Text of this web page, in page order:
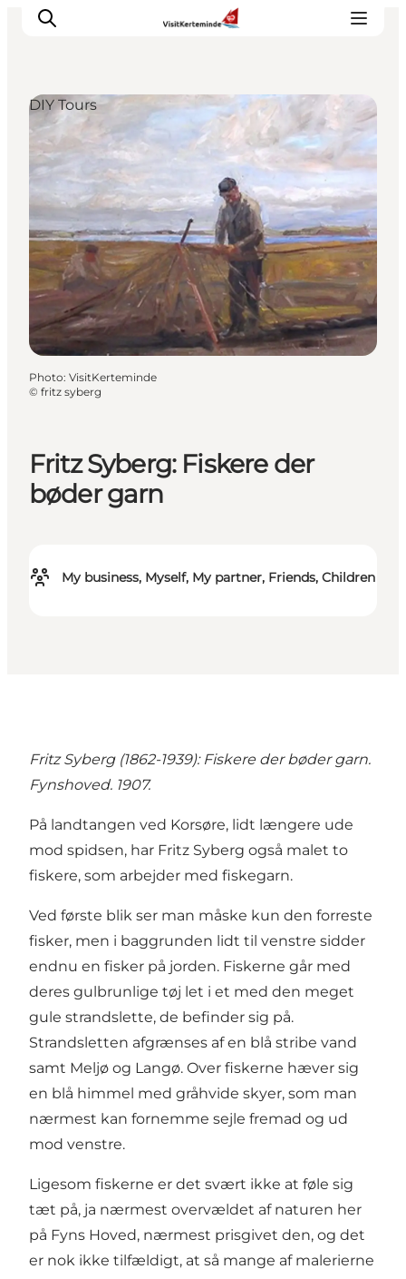
What to see
What to do
Where to eat
Where to sleep
Plan your holiday
Events
Fritz Syberg: Fiskere der
bøder garn
My business, Myself, My partner, Friends, Children
DIY Tours
Photo: VisitKerteminde
© fritz syberg
Fritz Syberg (1862-1939): Fiskere der bøder garn.
Fynshoved. 1907.
På landtangen ved Korsøre, lidt længere ude
mod spidsen, har Fritz Syberg også malet to
fiskere, som arbejder med fiskegarn.
Ved første blik ser man måske kun den forreste
fisker, men i baggrunden lidt til venstre sidder
endnu en fisker på jorden. Fiskerne går med
deres gulbrunlige tøj let i et med den meget
gule strandslette, de befinder sig på.
Strandsletten afgrænses af en blå stribe vand
samt Meljø og Langø. Over fiskerne hæver sig
en blå himmel med gråhvide skyer, som man
nærmest kan fornemme sejle fremad og ud
mod venstre.
Ligesom fiskerne er det svært ikke at føle sig
tæt på, ja nærmest overvældet af naturen her
på Fyns Hoved, nærmest prisgivet den, og det
er nok ikke tilfældigt, at så mange af malerierne